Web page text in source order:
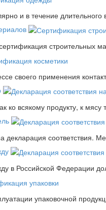
и в течение
строительных
своего применения
ко всякому продукту, к мясу
соответствия.
в Российской Федерации
упаковочной